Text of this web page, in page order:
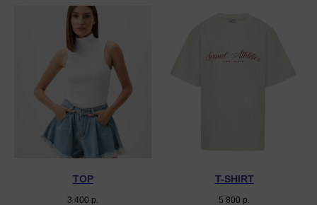
TOP
3 400 р.
T-SHIRT
5 800 р.